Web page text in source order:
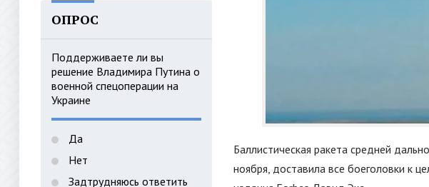
ОПРОС
Поддерживаете ли вы
решение Владимира Путина о
военной спецоперации на
Украине
Да
Нет
Задтрудняюсь ответить
Баллистическая ракета средней
ноября, доставила все боеголовки к